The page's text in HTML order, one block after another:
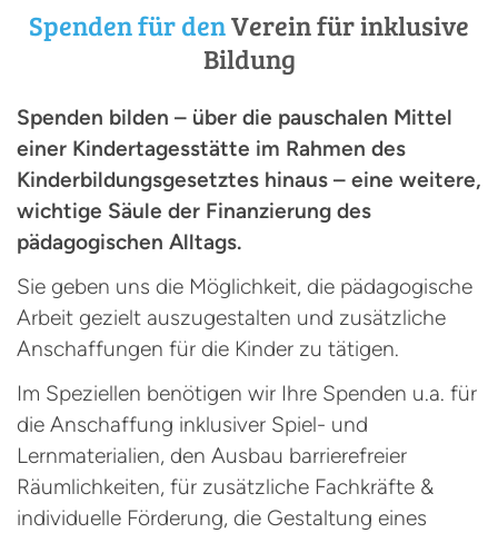
Spenden für denVerein für inklusive
Bildung
Spenden bilden – über die pauschalen Mittel
einer Kindertagesstätte im Rahmen des
Kinderbildungsgesetztes hinaus – eine weitere,
wichtige Säule der Finanzierung des
pädagogischen Alltags.
Sie geben uns die Möglichkeit, die pädagogische
Arbeit gezielt auszugestalten und zusätzliche
Anschaffungen für die Kinder zu tätigen.
Im Speziellen benötigen wir Ihre Spenden u.a. für
die Anschaffung inklusiver Spiel- und
Lernmaterialien, den Ausbau barrierefreier
Räumlichkeiten, für zusätzliche Fachkräfte &
individuelle Förderung, die Gestaltung eines